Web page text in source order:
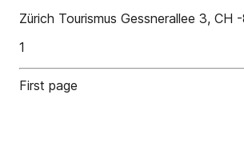
Zürich Tourismus Gessnerallee 3,
1
First page